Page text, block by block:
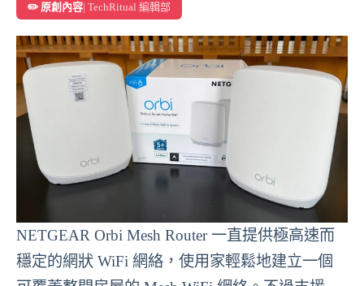
✏️ 原創內容| TechRitual 編輯部
NETGEAR Orbi Mesh Router 一直提供極高速而
穩定的網狀 WiFi 網絡，使用家輕鬆地建立一個